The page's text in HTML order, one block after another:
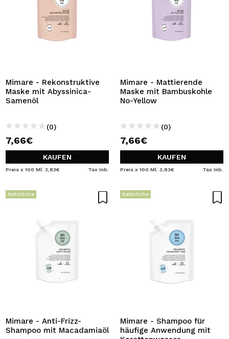
Mimare - Rekonstruktive
Maske mit Abyssinica-
Samenöl
(0)
7,66€
KAUFEN
Preis x 100 Ml: 3,83€ Tax Inb.
Mimare - Mattierende
Maske mit Bambuskohle
No-Yellow
(0)
7,66€
KAUFEN
Preis x 100 Ml: 3,83€ Tax Inb.
Natürliche
Mimare - Anti-Frizz-
Shampoo mit Macadamiaöl
Natürliche
Mimare - Shampoo für
häufige Anwendung mit